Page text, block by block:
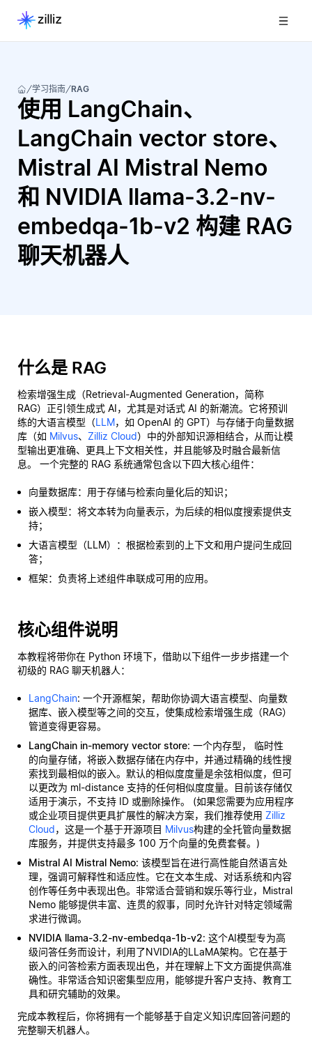
学习指南 RAG
使用 LangChain、
LangChain vector store、
Mistral AI Mistral Nemo
和 NVIDIA llama-3.2-nv-
embedqa-1b-v2 构建 RAG
聊天机器人
什么是 RAG
检索增强生成（Retrieval-Augmented Generation，简称
RAG）正引领生成式 AI，尤其是对话式 AI 的新潮流。它将预训
练的大语言模型（LLM，如 OpenAI 的 GPT）与存储于向量数据
库（如 Milvus、 Zilliz Cloud）中的外部知识源相结合，从而让模
型输出更准确、更具上下文相关性，并且能够及时融合最新信
息。 一个完整的 RAG 系统通常包含以下四大核心组件：
向量数据库：用于存储与检索向量化后的知识；
嵌入模型：将文本转为向量表示，为后续的相似度搜索提供支
持；
大语言模型（LLM）：根据检索到的上下文和用户提问生成回
答；
框架：负责将上述组件串联成可用的应用。
核心组件说明
本教程将带你在 Python 环境下，借助以下组件一步步搭建一个
初级的 RAG 聊天机器人：
LangChain: 一个开源框架，帮助你协调大语言模型、向量数
据库、嵌入模型等之间的交互，使集成检索增强生成（RAG）
管道变得更容易。
LangChain in-memory vector store: 一个内存型， 临时性
的向量存储，将嵌入数据存储在内存中，并通过精确的线性搜
索找到最相似的嵌入。默认的相似度度量是余弦相似度，但可
以更改为 ml-distance 支持的任何相似度度量。目前该存储仅
适用于演示，不支持 ID 或删除操作。 (如果您需要为应用程序
或企业项目提供更具扩展性的解决方案，我们推荐使用 Zilliz
Cloud，这是一个基于开源项目 Milvus构建的全托管向量数据
库服务，并提供支持最多 100 万个向量的免费套餐。)
Mistral AI Mistral Nemo: 该模型旨在进行高性能自然语言处
理，强调可解释性和适应性。它在文本生成、对话系统和内容
创作等任务中表现出色。非常适合营销和娱乐等行业，Mistral
Nemo 能够提供丰富、连贯的叙事，同时允许针对特定领域需
求进行微调。
NVIDIA llama-3.2-nv-embedqa-1b-v2: 这个AI模型专为高
级问答任务而设计，利用了NVIDIA的LLaMA架构。它在基于
嵌入的问答检索方面表现出色，并在理解上下文方面提供高准
确性。非常适合知识密集型应用，能够提升客户支持、教育工
具和研究辅助的效果。
完成本教程后，你将拥有一个能够基于自定义知识库回答问题的
完整聊天机器人。